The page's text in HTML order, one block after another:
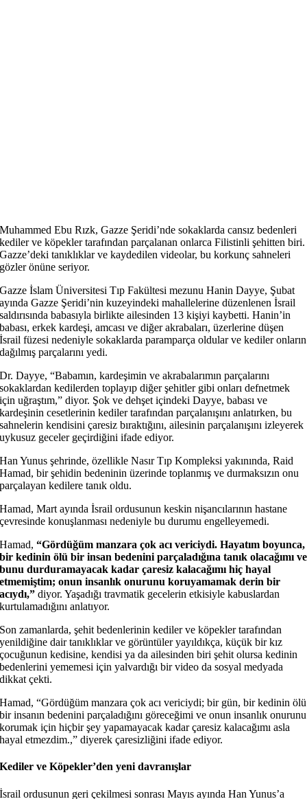
Muhammed Ebu Rızk, Gazze Şeridi’nde sokaklarda cansız bedenleri
kediler ve köpekler tarafından parçalanan onlarca Filistinli şehitten biri.
Gazze’deki tanıklıklar ve kaydedilen videolar, bu korkunç sahneleri
gözler önüne seriyor.
Gazze İslam Üniversitesi Tıp Fakültesi mezunu Hanin Dayye, Şubat
ayında Gazze Şeridi’nin kuzeyindeki mahallelerine düzenlenen İsrail
saldırısında babasıyla birlikte ailesinden 13 kişiyi kaybetti. Hanin’in
babası, erkek kardeşi, amcası ve diğer akrabaları, üzerlerine düşen
İsrail füzesi nedeniyle sokaklarda paramparça oldular ve kediler onların
dağılmış parçalarını yedi.
Dr. Dayye, “Babamın, kardeşimin ve akrabalarımın parçalarını
sokaklardan kedilerden toplayıp diğer şehitler gibi onları defnetmek
için uğraştım,” diyor. Şok ve dehşet içindeki Dayye, babası ve
kardeşinin cesetlerinin kediler tarafından parçalanışını anlatırken, bu
sahnelerin kendisini çaresiz bıraktığını, ailesinin parçalanışını izleyerek
uykusuz geceler geçirdiğini ifade ediyor.
Han Yunus şehrinde, özellikle Nasır Tıp Kompleksi yakınında, Raid
Hamad, bir şehidin bedeninin üzerinde toplanmış ve durmaksızın onu
parçalayan kedilere tanık oldu.
Hamad, Mart ayında İsrail ordusunun keskin nişancılarının hastane
çevresinde konuşlanması nedeniyle bu durumu engelleyemedi.
Hamad,“Gördüğüm manzara çok acı vericiydi. Hayatım boyunca,
bir kedinin ölü bir insan bedenini parçaladığına tanık olacağımı ve
bunu durduramayacak kadar çaresiz kalacağımı hiç hayal
etmemiştim; onun insanlık onurunu koruyamamak derin bir
acıydı,” diyor. Yaşadığı travmatik gecelerin etkisiyle kabuslardan
kurtulamadığını anlatıyor.
Son zamanlarda, şehit bedenlerinin kediler ve köpekler tarafından
yenildiğine dair tanıklıklar ve görüntüler yayıldıkça, küçük bir kız
çocuğunun kedisine, kendisi ya da ailesinden biri şehit olursa kedinin
bedenlerini yememesi için yalvardığı bir video da sosyal medyada
dikkat çekti.
Hamad, “Gördüğüm manzara çok acı vericiydi; bir gün, bir kedinin ölü
bir insanın bedenini parçaladığını göreceğimi ve onun insanlık onurunu
korumak için hiçbir şey yapamayacak kadar çaresiz kalacağımı asla
hayal etmezdim.,” diyerek çaresizliğini ifade ediyor.
Kediler ve Köpekler’den yeni davranışlar
İsrail ordusunun geri çekilmesi sonrası Mayıs ayında Han Yunus’a